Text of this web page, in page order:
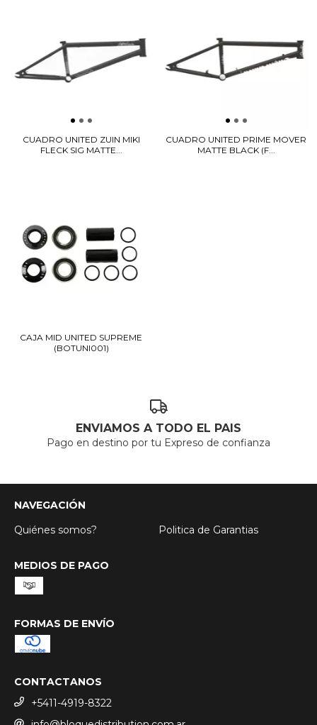
CUADRO UNITED ZUIN MIKI
FLECK SIG MATTE...
CUADRO UNITED PRIME MOVER
MATTE BLACK (F...
CAJA MID UNITED SUPREME
(BOTUNI001)
ENVIAMOS A TODO EL PAIS
Pago en destino por tu Expreso de confianza
NAVEGACIÓN
Quiénes somos?
Politica de Garantias
MEDIOS DE PAGO
FORMAS DE ENVÍO
CONTACTANOS
+5411-4919-8322